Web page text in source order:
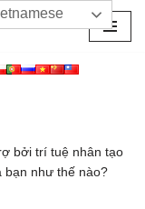
bởi trí tuệ nhân tạo
bạn như thế nào?